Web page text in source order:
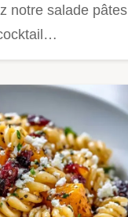
notre salade pâtes